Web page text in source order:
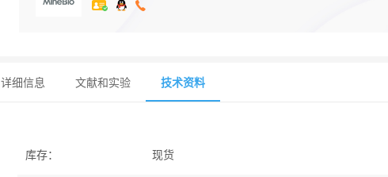
详细信息 文献和实验 技术资料
库存： 现货